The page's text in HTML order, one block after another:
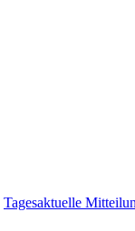
Tagesaktuelle